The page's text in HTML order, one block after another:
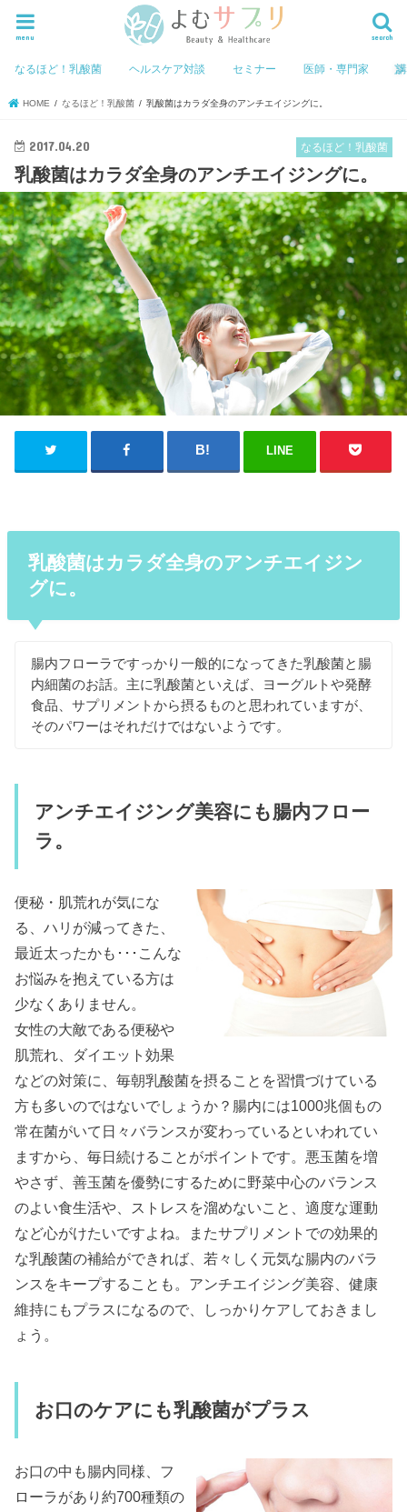
search
menu
なるほど！乳酸菌 ヘルスケア対談 セミナー 医師・専門家
HOME なるほど！乳酸菌 乳酸菌はカラダ全身のアンチエイジングに。
なるほど！乳酸菌
2017.04.20
乳酸菌はカラダ全身のアンチエイジングに。
LINE
乳酸菌はカラダ全身のアンチエイジン
グに。
腸内フローラですっかり一般的になってきた乳酸菌と腸
内細菌のお話。主に乳酸菌といえば、ヨーグルトや発酵
食品、サプリメントから摂るものと思われていますが、
そのパワーはそれだけではないようです。
アンチエイジング美容にも腸内フロー
ラ。
便秘・肌荒れが気にな
る、ハリが減ってきた、
最近太ったかも･･･こんな
お悩みを抱えている方は
少なくありません。
女性の大敵である便秘や
肌荒れ、ダイエット効果
などの対策に、毎朝乳酸菌を摂ることを習慣づけている
方も多いのではないでしょうか？腸内には1000兆個もの
常在菌がいて日々バランスが変わっているといわれてい
ますから、毎日続けることがポイントです。悪玉菌を増
やさず、善玉菌を優勢にするために野菜中心のバランス
のよい食生活や、ストレスを溜めないこと、適度な運動
など心がけたいですよね。またサプリメントでの効果的
な乳酸菌の補給ができれば、若々しく元気な腸内のバラ
ンスをキープすることも。アンチエイジング美容、健康
維持にもプラスになるので、しっかりケアしておきまし
ょう。
お口のケアにも乳酸菌がプラス
お口の中も腸内同様、フ
ローラがあり約700種類の